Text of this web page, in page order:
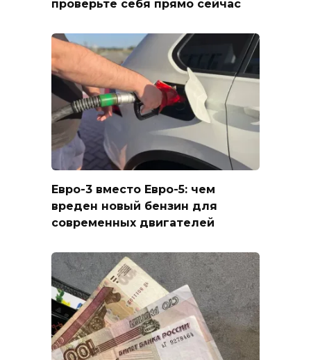
проверьте себя прямо сейчас
Евро-3 вместо Евро-5: чем
вреден новый бензин для
современных двигателей